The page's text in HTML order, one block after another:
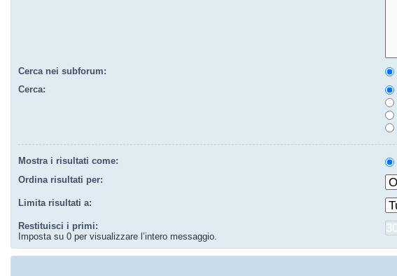
Cerca nei subforum:
Cerca:
Mostra i risultati come:
Ordina risultati per:
Limita risultati a:
Restituisci i primi:
Imposta su 0 per visualizzare l’intero messaggio.